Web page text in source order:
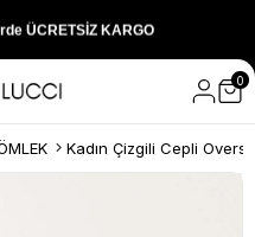
ÜCRETSİZ KARGO
150 TL İNDİRİM
hemen keşfedin
ÜCRETSİZ KARGO
0